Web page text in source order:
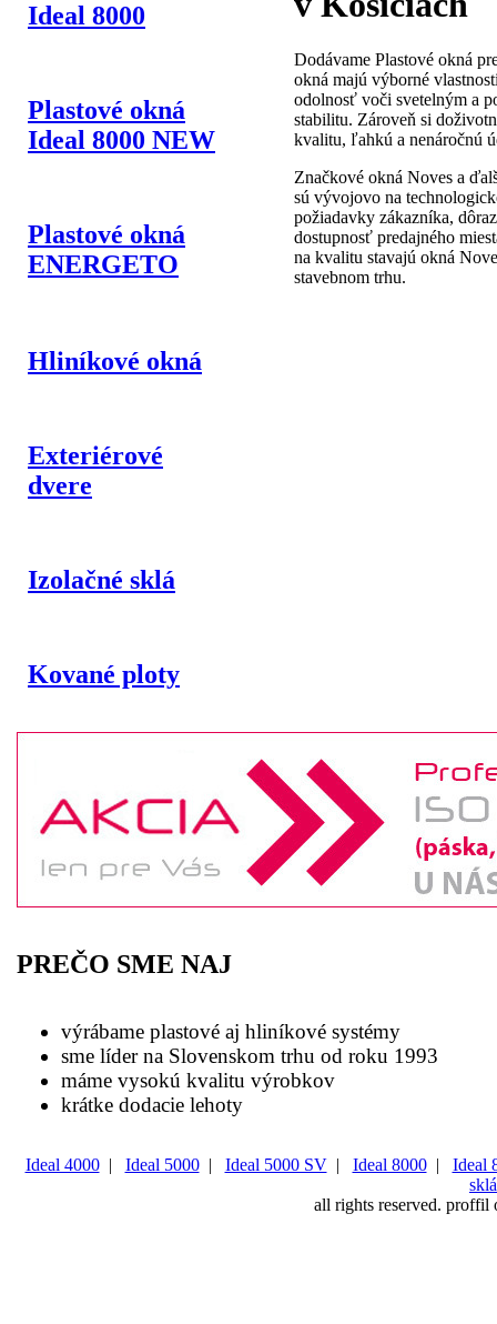
Dodávame Plastové okná
okná majú výborné
odolnosť voči svetelným a
stabilitu. Zároveň si
kvalitu, ľahkú a nenáročnú
Značkové okná Noves a
sú vývojovo na
požiadavky zákazníka,
dostupnosť predajného
na kvalitu stavajú okná
stavebnom trhu.
Ideal 8000
Plastové okná
Ideal 8000 NEW
Plastové okná
ENERGETO
Hliníkové okná
Exteriérové
dvere
Izolačné sklá
Kované ploty
PREČO SME NAJ
výrábame plastové aj hliníkové systémy
sme líder na Slovenskom trhu od roku 1993
máme vysokú kvalitu výrobkov
krátke dodacie lehoty
Ideal 4000| Ideal 5000| Ideal 5000 SV| Ideal 8000| Ideal
sklá
all rights reserved. proffil